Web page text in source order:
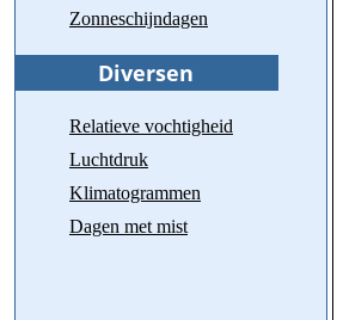
Zonneschijndagen
Relatieve vochtigheid
Luchtdruk
Klimatogrammen
Dagen met mist